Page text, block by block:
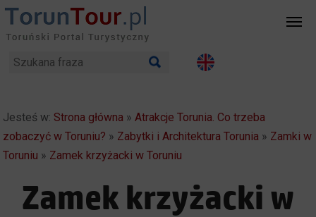
Jesteś w: Strona główna »Atrakcje Torunia. Co trzeba
zobaczyć w Toruniu? » Zabytki i Architektura Torunia » Zamki w
Toruniu » Zamek krzyżacki w Toruniu
Zamek krzyżacki w